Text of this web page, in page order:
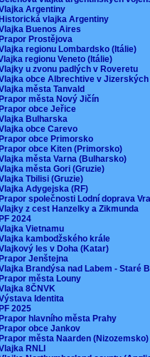
Argentiny
vlajka Argentiny
Buenos Aires
Prostějova
regionu Lombardsko (Itálie)
regionu Veneto (Itálie)
u zvonu padlých v Roveretu
obce Albrechtive v
města Tanvald
města Nový Jičín
obce Jeřice
Bulharska
obce Carevo
obce Primorsko
obce Kiten (Primorsko)
města Varna (Bulharsko)
města Gori (Gruzie)
Tbilisi (Gruzie)
Adygejska (RF)
společnosti Lodní doprava
z cest Hanzelky a Zikmunda
2024
Vietnamu
kambodžského krále
les v Doha (Katar)
Jenštejna
Brandýsa nad Labem - Staré
města Louny
8ČNVK
Identita
2025
hlavního města Prahy
obce Jankov
města Naarden
RNLI